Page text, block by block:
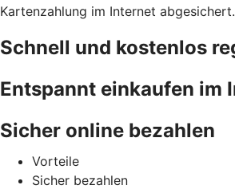
Kartenzahlung im Internet abgesichert.
Schnell und kostenlos
Entspannt einkaufen im
Sicher online bezahlen
Vorteile
Sicher bezahlen